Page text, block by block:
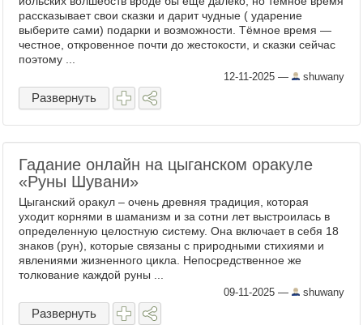
рассказывает свои сказки и дарит чудные ( ударение
выберите сами) подарки и возможности. Тёмное время —
честное, откровенное почти до жестокости, и сказки сейчас
поэтому ...
12-11-2025 — shuwany
Развернуть
Гадание онлайн на цыганском оракуле
«Руны Шувани»
Цыганский оракул – очень древняя традиция, которая
уходит корнями в шаманизм и за сотни лет выстроилась в
определенную целостную систему. Она включает в себя 18
знаков (рун), которые связаны с природными стихиями и
явлениями жизненного цикла. Непосредственное же
толкование каждой руны ...
09-11-2025 — shuwany
Развернуть